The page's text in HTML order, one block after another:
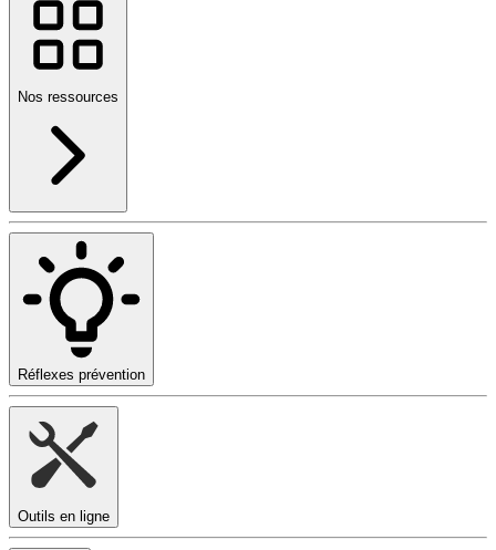
Nos ressources
Réflexes prévention
Outils en ligne